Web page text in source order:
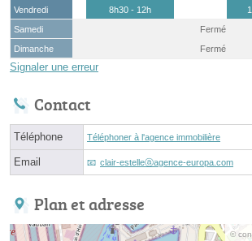
Vendredi
8h30 - 12h
Samedi
Fermé
Dimanche
Fermé
Signaler une erreur
Contact
Téléphone Téléphoner à l'agence immobilière
Email clair-estelleⓐagence-europa.com
Plan et adresse
©